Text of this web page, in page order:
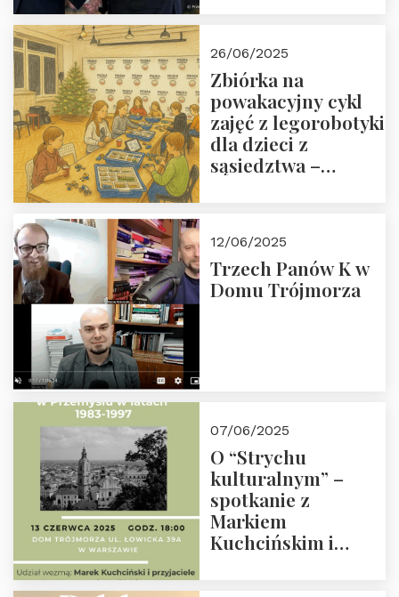
26/06/2025
Zbiórka na
powakacyjny cykl
zajęć z legorobotyki
dla dzieci z
sąsiedztwa –
Fundacji
12/06/2025
Trzech Panów K w
Domu Trójmorza
07/06/2025
O “Strychu
kulturalnym” –
spotkanie z
Markiem
Kuchcińskim i